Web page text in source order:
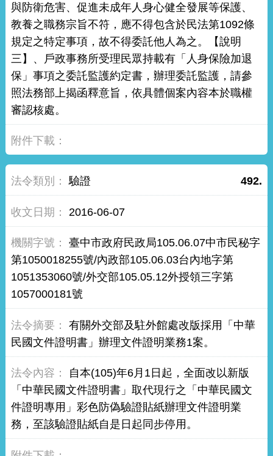
與防衛危害、促進未成年人身心健全發展等保護、
教養之職務宗旨不符，應不得包含於民法第1092條
規定之特定事項，故不得委託他人為之。【說明
三】、戶政事務所受理民眾持載有「人身保險加退
保」事項之委託監護約定書，辦理委託監護，請參
照法務部上揭函釋意旨，依具體個案內容本於職權
審認核處。
492.
驗證
2016-06-07
臺中市政府民政局105.06.07中市民秘字
第1050018255號/內政部105.06.03台內地字第
1051353060號/外交部105.05.12外授領三字第
1057000181號
有關外交部及駐外館處改版採用「中華
民國文件證明書」辦理文件證明業務1案。
自本(105)年6月1日起，全面改以新版
「中華民國文件證明書」取代現行之「中華民國文
件證明專用」彩色防偽驗證貼紙辦理文件證明業
務，至該驗證貼紙自是日起同步停用。